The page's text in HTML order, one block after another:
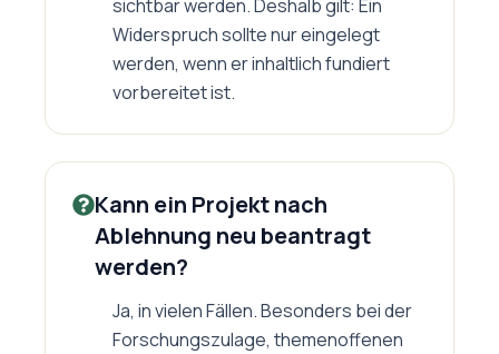
sichtbar werden. Deshalb gilt: Ein
Widerspruch sollte nur eingelegt
werden, wenn er inhaltlich fundiert
vorbereitet ist.
Kann ein Projekt nach
Ablehnung neu beantragt
werden?
Ja, in vielen Fällen. Besonders bei der
Forschungszulage, themenoffenen